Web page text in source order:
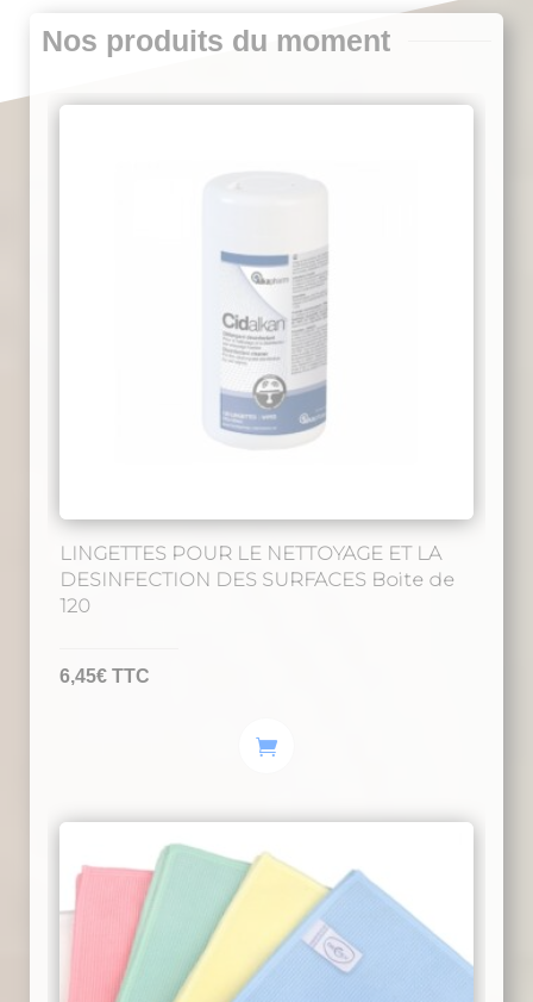
Nos produits du moment
LINGETTES POUR LE NETTOYAGE ET LA
DESINFECTION DES SURFACES Boite de
120
6,45€ TTC